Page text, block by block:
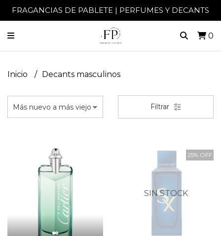
FRAGANCIAS DE PABLETE | PERFUMES Y DECANTS
0
Inicio Decants masculinos
Filtrar
25% OFF
SIN STOCK